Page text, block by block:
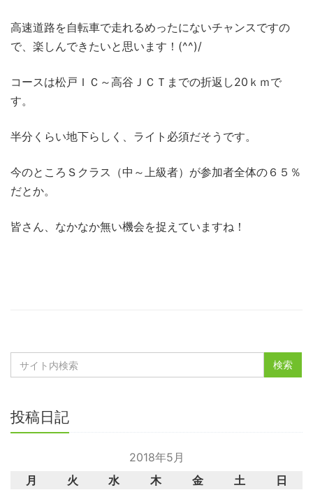
高速道路を自転車で走れるめったにないチャンスですの
で、楽しんできたいと思います！(^^)/
コースは松戸ＩＣ～高谷ＪＣＴまでの折返し20ｋｍで
す。
半分くらい地下らしく、ライト必須だそうです。
今のところＳクラス（中～上級者）が参加者全体の６５％
だとか。
皆さん、なかなか無い機会を捉えていますね！
投稿日記
2018年5月
月
火 水 木 金 土
日